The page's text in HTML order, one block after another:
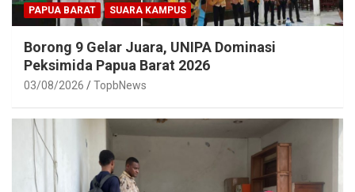
PAPUA BARAT SUARA KAMPUS
Borong 9 Gelar Juara, UNIPA Dominasi
Peksimida Papua Barat 2026
03/08/2026 TopbNews